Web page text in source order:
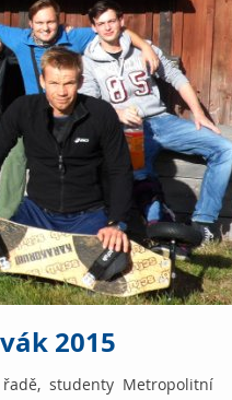
2015
studenty Metropolitní